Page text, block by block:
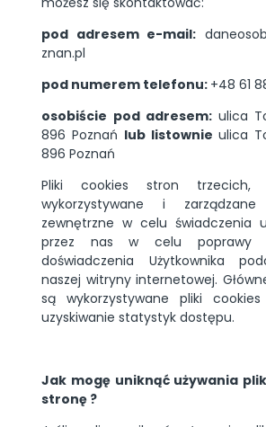
pod adresem e-mail:
znan.pl
pod numerem telefonu: +48 61
osobiście pod adresem: ulica
896 Poznań lub listownieulica
896 Poznań
Pliki cookies stron
wykorzystywane i
zewnętrzne w celu świadczenia
przez nas w celu poprawy
doświadczenia Użytkownika
naszej witryny internetowej.
są wykorzystywane pliki
uzyskiwanie statystyk dostępu.
Jak mogę uniknąć używania
stronę ?